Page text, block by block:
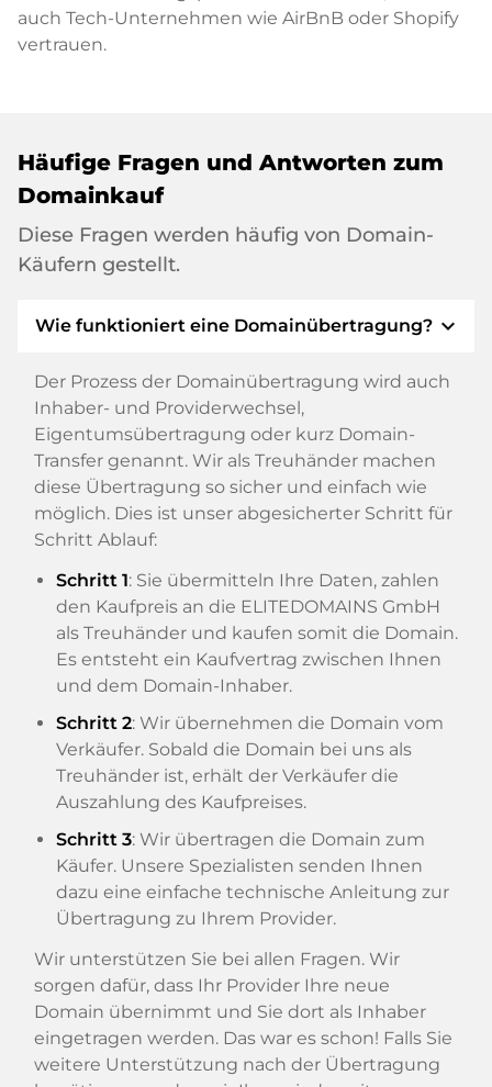
auch Tech-Unternehmen wie AirBnB oder Shopify
vertrauen.
Häufige Fragen und Antworten zum
Domainkauf
Diese Fragen werden häufig von Domain-
Käufern gestellt.
Wie funktioniert eine Domainübertragung? expand_more
Der Prozess der Domainübertragung wird auch
Inhaber- und Providerwechsel,
Eigentumsübertragung oder kurz Domain-
Transfer genannt. Wir als Treuhänder machen
diese Übertragung so sicher und einfach wie
möglich. Dies ist unser abgesicherter Schritt für
Schritt Ablauf:
Schritt 1: Sie übermitteln Ihre Daten, zahlen
den Kaufpreis an die ELITEDOMAINS GmbH
als Treuhänder und kaufen somit die Domain.
Es entsteht ein Kaufvertrag zwischen Ihnen
und dem Domain-Inhaber.
Schritt 2: Wir übernehmen die Domain vom
Verkäufer. Sobald die Domain bei uns als
Treuhänder ist, erhält der Verkäufer die
Auszahlung des Kaufpreises.
Schritt 3: Wir übertragen die Domain zum
Käufer. Unsere Spezialisten senden Ihnen
dazu eine einfache technische Anleitung zur
Übertragung zu Ihrem Provider.
Wir unterstützen Sie bei allen Fragen. Wir
sorgen dafür, dass Ihr Provider Ihre neue
Domain übernimmt und Sie dort als Inhaber
eingetragen werden. Das war es schon! Falls Sie
weitere Unterstützung nach der Übertragung